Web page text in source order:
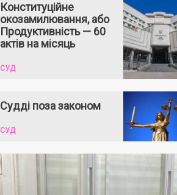
Конституційне
окозамилювання, або
Продуктивність — 60
актів на місяць
СУД
Судді поза законом
СУД